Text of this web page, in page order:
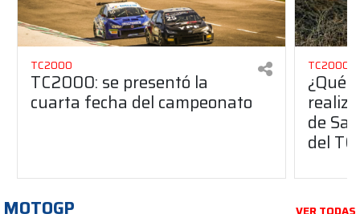
TC2000
TC2000: se presentó la
cuarta fecha del campeonato
TC2000
¿Qué
de
del
MOTOGP